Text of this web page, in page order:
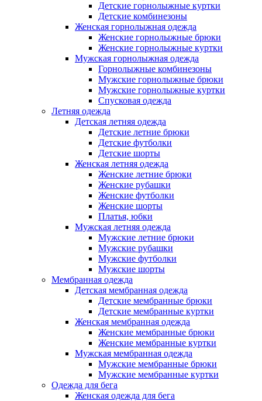
Детские горнолыжные куртки
Детские комбинезоны
Женская горнолыжная одежда
Женские горнолыжные брюки
Женские горнолыжные куртки
Мужская горнолыжная одежда
Горнолыжные комбинезоны
Мужские горнолыжные брюки
Мужские горнолыжные куртки
Спусковая одежда
Летняя одежда
Детская летняя одежда
Детские летние брюки
Детские футболки
Детские шорты
Женская летняя одежда
Женские летние брюки
Женские рубашки
Женские футболки
Женские шорты
Платья, юбки
Мужская летняя одежда
Мужские летние брюки
Мужские рубашки
Мужские футболки
Мужские шорты
Мембранная одежда
Детская мембранная одежда
Детские мембранные брюки
Детские мембранные куртки
Женская мембранная одежда
Женские мембранные брюки
Женские мембранные куртки
Мужская мембранная одежда
Мужские мембранные брюки
Мужские мембранные куртки
Одежда для бега
Женская одежда для бега